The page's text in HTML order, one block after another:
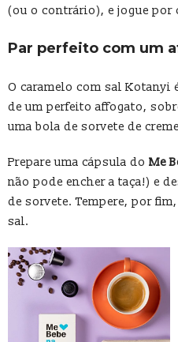
(ou o contrário), e jogue por
Par perfeito com um
O caramelo com sal Kotanyi
de um perfeito affogato,
uma bola de sorvete de
Prepare uma cápsula do Me
não pode encher a taça!) e
de sorvete. Tempere, por
sal.